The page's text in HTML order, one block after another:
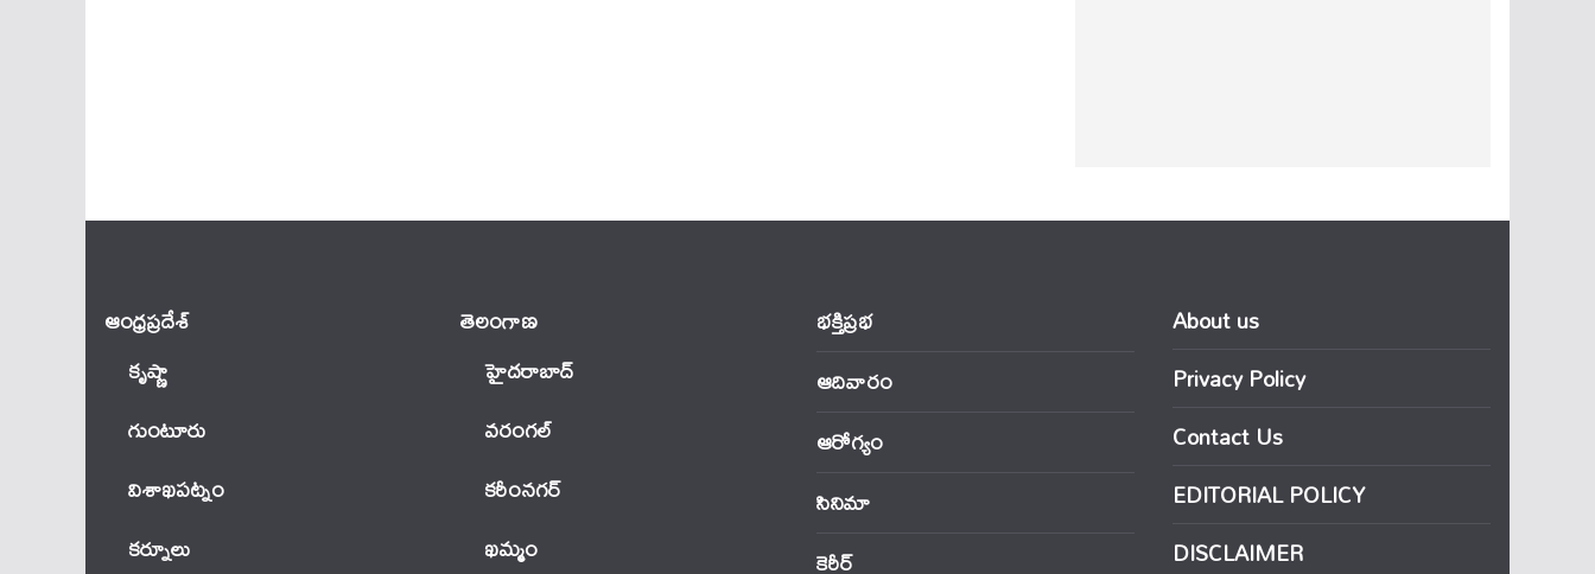
ఆంధ్ర‌ప్ర‌దేశ్
కృష్ణా
గుంటూరు
విశాఖపట్నం
కర్నూలు
తెలంగాణ‌
హైదరాబాద్
వ‌రంగ‌ల్
కరీంనగర్
ఖ‌మ్మం
భక్తిప్రభ
ఆదివారం
ఆరోగ్యం
సినిమా
కెరీర్
About us
Privacy Policy
Contact Us
EDITORIAL POLICY
DISCLAIMER